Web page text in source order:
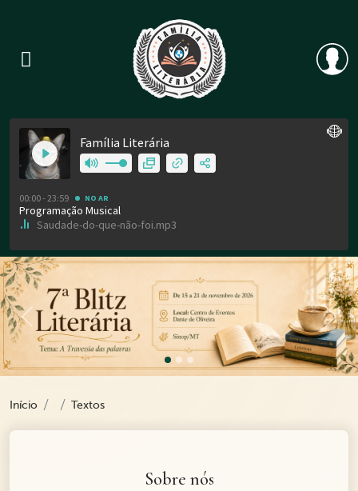
Previous
Início Textos
Sobre nós